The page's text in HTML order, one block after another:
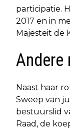
participatie.
2017 en in
Majesteit de
Andere
Naast haar
Sweep van
bestuurslid
Raad, de